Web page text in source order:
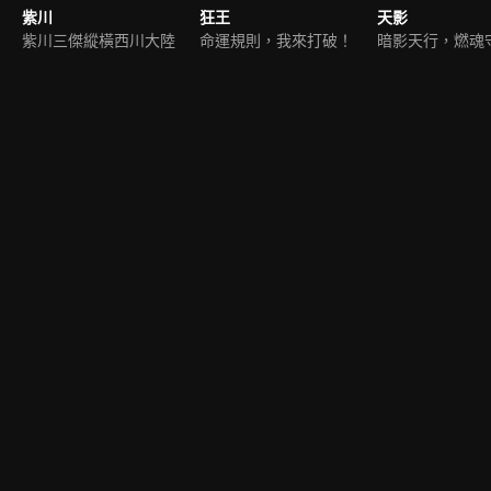
紫川
紫川三傑縱橫西川大陸
狂王
命運規則，我來打破！
天影
暗影天行，燃魂